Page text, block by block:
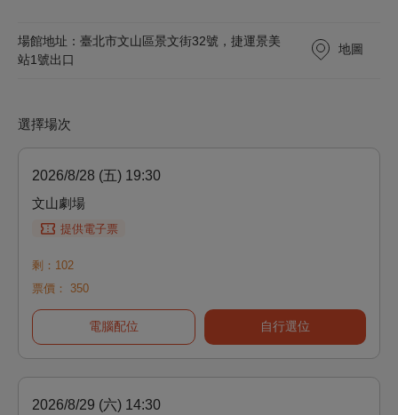
場館地址：臺北市文山區景文街32號，捷運景美
站1號出口
地圖
選擇場次
2026/8/28 (五) 19:30
文山劇場
提供電子票
剩：102
票價：
350
電腦配位 自行選位
2026/8/29 (六) 14:30